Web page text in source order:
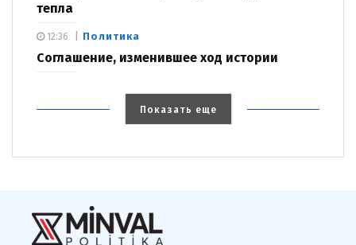
тепла
Политика
Соглашение, изменившее ход истории
12:36
Показать еще